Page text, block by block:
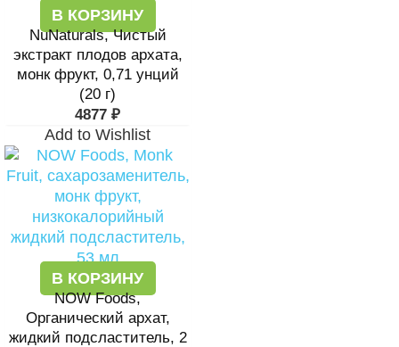
В КОРЗИНУ
NuNaturals, Чистый
экстракт плодов архата,
монк фрукт, 0,71 унций
(20 г)
4877 ₽
Add to Wishlist
В КОРЗИНУ
NOW Foods,
Органический архат,
жидкий подсластитель, 2